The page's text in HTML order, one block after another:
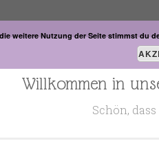
Willkommen in
Schön, dass
weitere Nutzung der Seite stimmst du